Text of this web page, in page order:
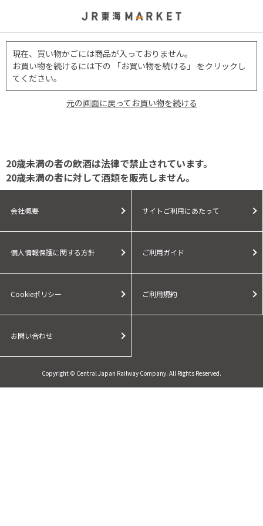
現在、買い物かごには商品が入っておりません。
お買い物を続けるには下の 「お買い物を続ける」 をクリックし
てください。
元の画面に戻ってお買い物を続ける
20歳未満の者の飲酒は法律で禁止されています。
20歳未満の者に対して酒類を販売しません。
会社概要 サイトご利用にあたって
個人情報保護に関する方針 ご利用ガイド
Cookieポリシー ご利用規約
お問い合わせ
Copyright © Central Japan Railway Company. All Rights Reserved.